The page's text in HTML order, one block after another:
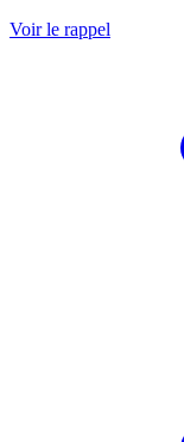
Voir le rappel